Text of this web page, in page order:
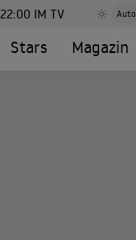
22:00 IM TV Auto
Stars Magazin